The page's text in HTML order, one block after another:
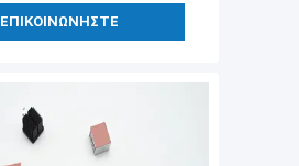
ΕΠΙΚΟΙΝΩΝΉΣΤΕ